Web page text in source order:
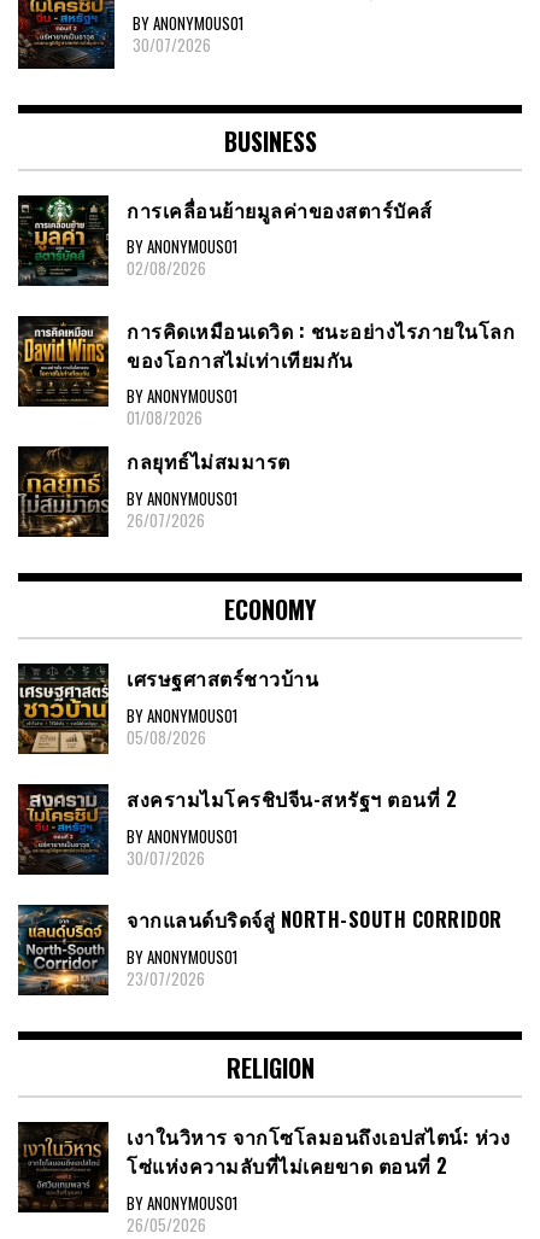
BY ANONYMOUS01
30/07/2026
BUSINESS
การเคลื่อนย้ายมูลค่าของสตาร์บัคส์
BY ANONYMOUS01
02/08/2026
การคิดเหมือนเดวิด : ชนะอย่างไรภายในโลก
ของโอกาสไม่เท่าเทียมกัน
BY ANONYMOUS01
01/08/2026
กลยุทธ์ไม่สมมารต
BY ANONYMOUS01
26/07/2026
ECONOMY
เศรษฐศาสตร์ชาวบ้าน
BY ANONYMOUS01
05/08/2026
สงครามไมโครชิปจีน-สหรัฐฯ ตอนที่ 2
BY ANONYMOUS01
30/07/2026
จากแลนด์บริดจ์สู่ NORTH-SOUTH CORRIDOR
BY ANONYMOUS01
23/07/2026
RELIGION
เงาในวิหาร จากโซโลมอนถึงเอปสไตน์: ห่วง
โซ่แห่งความลับที่ไม่เคยขาด ตอนที่ 2
BY ANONYMOUS01
26/05/2026